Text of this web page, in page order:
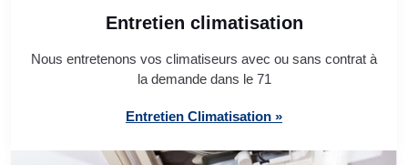
Entretien climatisation
Nous entretenons vos climatiseurs avec ou sans contrat à
la demande dans le 71
Entretien Climatisation »